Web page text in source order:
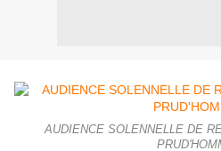
AUDIENCE SOLENNELLE DE